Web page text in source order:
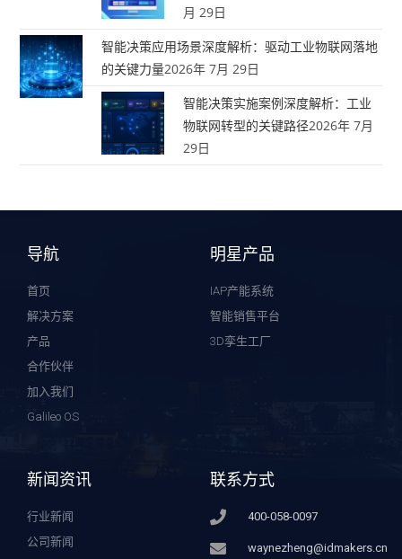
月 29日
智能决策应用场景深度解析：驱动工业物联网落地
的关键力量2026年 7月 29日
智能决策实施案例深度解析：工业
物联网转型的关键路径2026年 7月
29日
导航
首页
解决方案
产品
合作伙伴
加入我们
Galileo OS
明星产品
IAP产能系统
智能销售平台
3D孪生工厂
新闻资讯
行业新闻
公司新闻
联系方式
400-058-0097
waynezheng@idmakers.cn